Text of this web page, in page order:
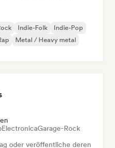
Indie-Folk
Indie-Pop
Metal / Heavy metal
ElectronicaGarage-Rock
oder veröffentliche deren